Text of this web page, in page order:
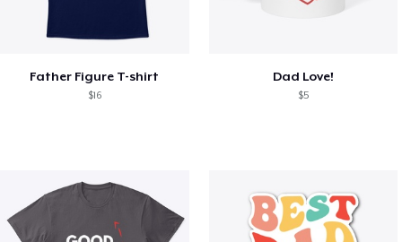
Father Figure T-shirt
$16
Dad Love!
$5